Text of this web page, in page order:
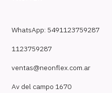
WhatsApp: 5491123759287
1123759287
ventas@neonflex.com.ar
Av del campo 1670